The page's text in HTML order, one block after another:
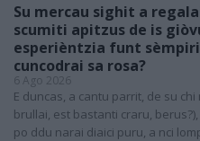
Su mercau sighit a
scumiti apitzus de is
esperièntzia funt sèmpiri
cuncodrai sa rosa?
6 Ago 2026
E duncas, a cantu parrit, de su
brullai, est bastanti craru,
po ddu narai diaici puru, a nci